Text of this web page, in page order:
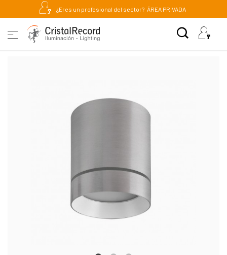
¿Eres un profesional del sector? ÁREA PRIVADA